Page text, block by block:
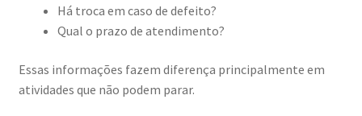
Há troca em caso de defeito?
Qual o prazo de atendimento?
Essas informações fazem diferença principalmente em
atividades que não podem parar.